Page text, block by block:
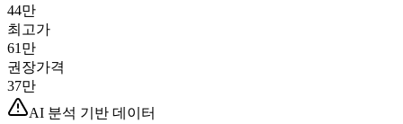
44만
최고가
61만
권장가격
37만
AI 분석 기반 데이터